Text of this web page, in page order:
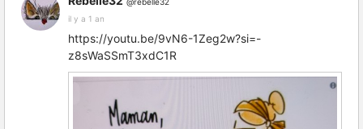
il y a 1 an
https://youtu.be/9vN6-1Zeg2w?si=-
z8sWaSSmT3xdC1R